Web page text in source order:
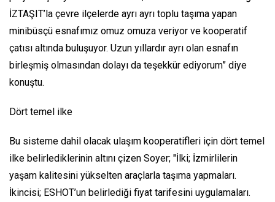
İZTAŞIT’la çevre ilçelerde ayrı ayrı toplu taşıma yapan
minibüsçü esnafımız omuz omuza veriyor ve kooperatif
çatısı altında buluşuyor. Uzun yıllardır ayrı olan esnafın
birleşmiş olmasından dolayı da teşekkür ediyorum” diye
konuştu.
Dört temel ilke
Bu sisteme dahil olacak ulaşım kooperatifleri için dört temel
ilke belirlediklerinin altını çizen Soyer; "İlki; İzmirlilerin
yaşam kalitesini yükselten araçlarla taşıma yapmaları.
İkincisi; ESHOT’un belirlediği fiyat tarifesini uygulamaları.